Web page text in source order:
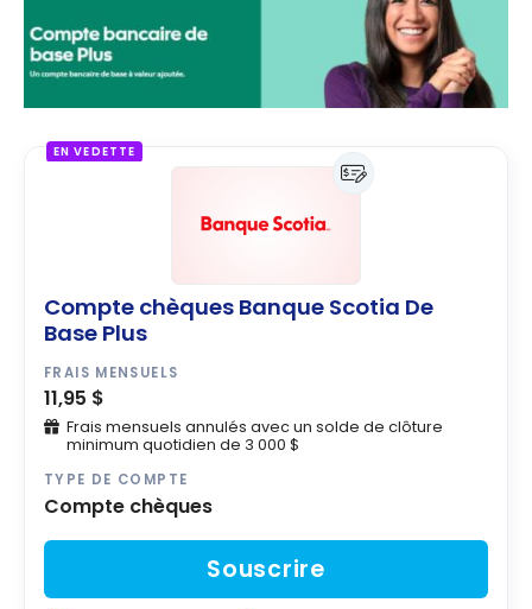
EN VEDETTE
Compte chèques Banque Scotia De
Base Plus
FRAIS MENSUELS
11,95 $
Frais mensuels annulés avec un solde de clôture
minimum quotidien de 3 000 $
TYPE DE COMPTE
Compte chèques
Souscrire